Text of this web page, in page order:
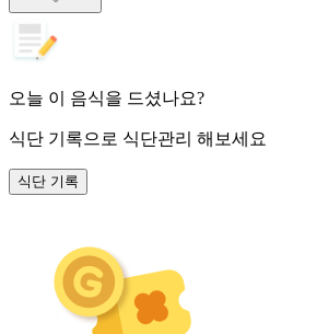
오늘 이 음식을 드셨나요?
식단 기록으로 식단관리 해보세요
식단 기록